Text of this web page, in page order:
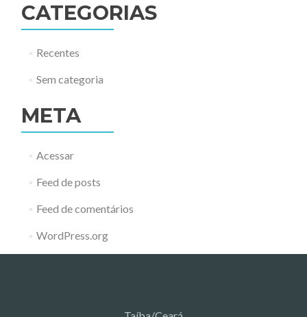
CATEGORIAS
Recentes
Sem categoria
META
Acessar
Feed de posts
Feed de comentários
WordPress.org